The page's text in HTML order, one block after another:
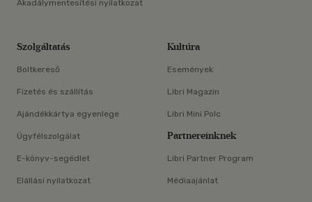
Akadálymentesítési nyilatkozat
Szolgáltatás
Boltkereső
Fizetés és szállítás
Ajándékkártya egyenlege
Ügyfélszolgálat
E-könyv-segédlet
Elállási nyilatkozat
Kultúra
Események
Libri Magazin
Libri Mini Polc
Partnereinknek
Libri Partner Program
Médiaajánlat